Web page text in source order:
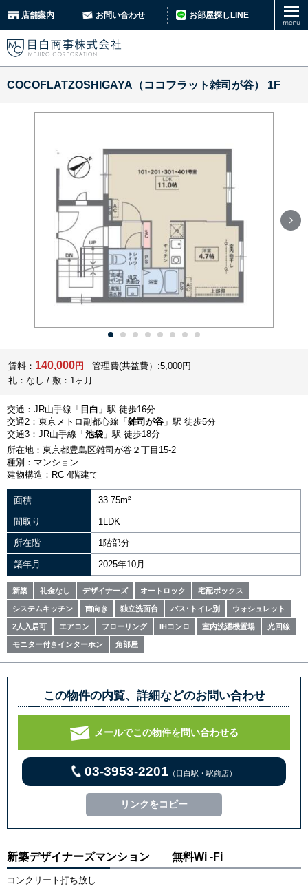
店舗案内 お問い合わせ お部屋探しLINE
COCOFLATZOSHIGAYA（ココフラット雑司が谷） 1F
賃料： 140,000円
管理費(共益費）:5,000円
礼：なし / 敷：1ヶ月
交通：JR山手線「 目白 」駅 徒歩16分
交通2：東京メトロ副都心線「 雑司が谷 」駅 徒歩5分
交通3：JR山手線「 池袋 」駅 徒歩18分
所在地：東京都豊島区雑司が谷２丁目15-2
種別：マンション
建物構造：RC 4階建て
面積 33.75m²
間取り 1LDK
所在階 1階部分
築年月 2025年10月
新築 礼金なし デザイナーズ オートロック 宅配ボックス
システムキッチン 南向き 独立洗面台 バス･トイレ別 ウォシュレット
2人入居可 エアコン フローリング IHコンロ 室内洗濯機置場 光回線
モニター付きインターホン 角部屋
この物件の内覧、詳細などのお問い合わせ
メールでこの物件を問い合わせる
03-3953-2201 （目白駅・駅前店）
リンクをコピー
新築デザイナーズマンション 無料Wi -Fi
コンクリート打ち放し